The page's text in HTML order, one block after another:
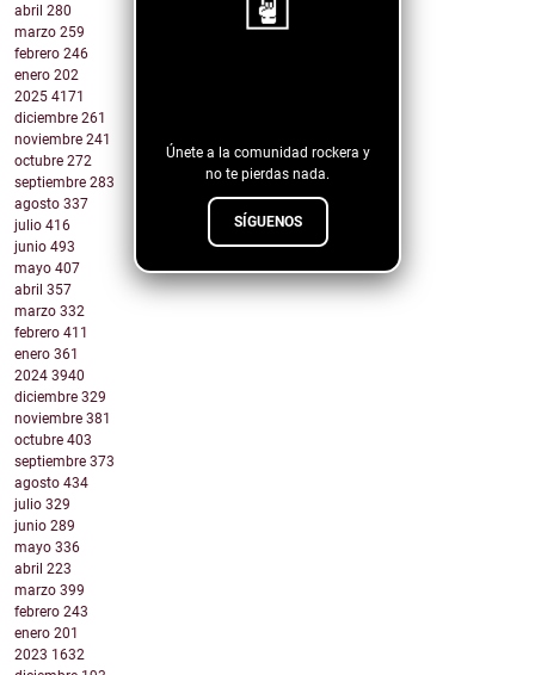
Únete a la comunidad rockera y
no te pierdas nada.
SÍGUENOS
abril 280
marzo 259
febrero 246
enero 202
2025 4171
diciembre 261
noviembre 241
octubre 272
septiembre 283
agosto 337
julio 416
junio 493
mayo 407
abril 357
marzo 332
febrero 411
enero 361
2024 3940
diciembre 329
noviembre 381
octubre 403
septiembre 373
agosto 434
julio 329
junio 289
mayo 336
abril 223
marzo 399
febrero 243
enero 201
2023 1632